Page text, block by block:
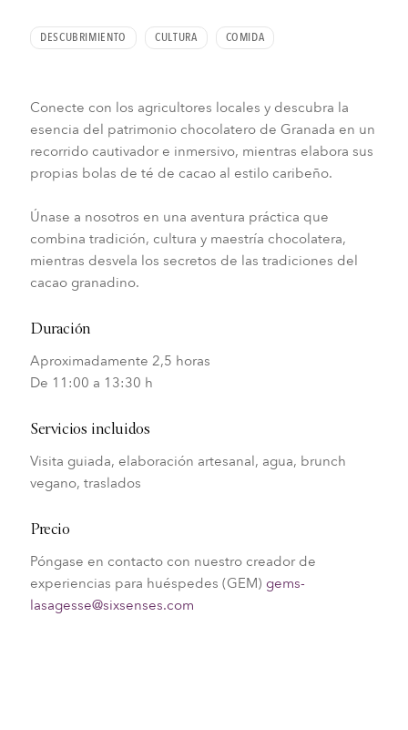
DESCUBRIMIENTO CULTURA COMIDA
Conecte con los agricultores locales y descubra la
esencia del patrimonio chocolatero de Granada en un
recorrido cautivador e inmersivo, mientras elabora sus
propias bolas de té de cacao al estilo caribeño.
Únase a nosotros en una aventura práctica que
combina tradición, cultura y maestría chocolatera,
mientras desvela los secretos de las tradiciones del
cacao granadino.
Duración
Aproximadamente 2,5 horas
De 11:00 a 13:30 h
Servicios incluidos
Visita guiada, elaboración artesanal, agua, brunch
vegano, traslados
Precio
Póngase en contacto con nuestro creador de
experiencias para huéspedes (GEM) gems-
lasagesse@sixsenses.com